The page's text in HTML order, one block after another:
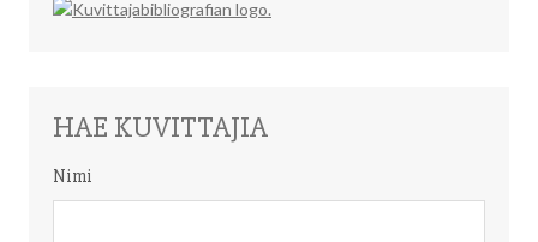
HAE KUVITTAJIA
Nimi